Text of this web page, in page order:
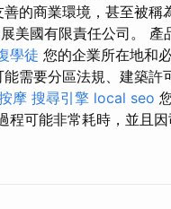
的商業環境，甚至被
美國有限責任公司。
學徒 您的企業所在地和
能需要分區法規、建築許
摩 搜尋引擎 local seo
程可能非常耗時，並且因